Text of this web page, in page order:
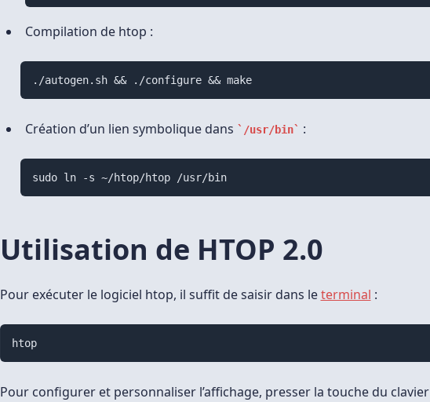
Compilation de htop :
./autogen.sh && ./configure && make
Création d’un lien symbolique dans /usr/bin :
sudo ln -s ~/htop/htop /usr/bin
Utilisation de HTOP 2.0
Pour exécuter le logiciel htop, il suffit de saisir dans leterminal :
htop
Pour configurer et personnaliser l’affichage, presser la touche du clavier